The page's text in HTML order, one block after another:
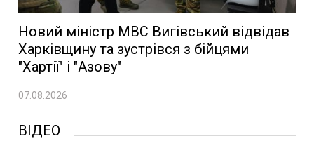
Новий міністр МВС Вигівський відвідав
Харківщину та зустрівся з бійцями
"Хартії" і "Азову"
07.08.2026
ВІДЕО